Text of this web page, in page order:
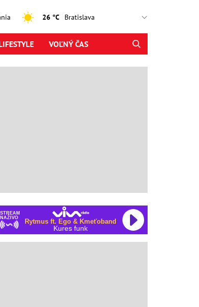
26 °C
VOĽNÝ ČAS
STREAM
NAŽIVO
Rytmus ft. Ego & Kmeťoband
Kures funk